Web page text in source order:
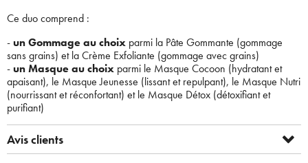
Ce duo comprend :
-un Gommage au choix parmi la Pâte Gommante (gommage
sans grains) et la Crème Exfoliante (gommage avec grains)
-un Masque au choix parmi le Masque Cocoon (hydratant et
apaisant), le Masque Jeunesse (lissant et repulpant), le Masque Nutri
(nourrissant et réconfortant) et le Masque Détox (détoxifiant et
purifiant)
Avis clients